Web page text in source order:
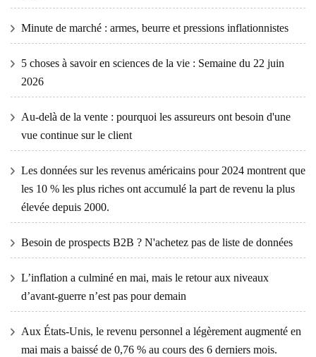
Minute de marché : armes, beurre et pressions inflationnistes
5 choses à savoir en sciences de la vie : Semaine du 22 juin
2026
Au-delà de la vente : pourquoi les assureurs ont besoin d'une
vue continue sur le client
Les données sur les revenus américains pour 2024 montrent que
les 10 % les plus riches ont accumulé la part de revenu la plus
élevée depuis 2000.
Besoin de prospects B2B ? N'achetez pas de liste de données
L’inflation a culminé en mai, mais le retour aux niveaux
d’avant-guerre n’est pas pour demain
Aux États-Unis, le revenu personnel a légèrement augmenté en
mai mais a baissé de 0,76 % au cours des 6 derniers mois.